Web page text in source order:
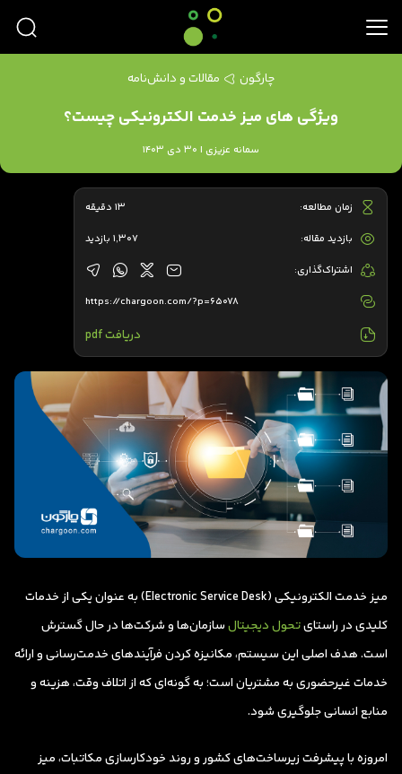
چارگون مقالات و دانش‌نامه
ویژگی های میز خدمت الکترونیکی چیست؟
سمانه عزیزی | 30 دی 1403
میز خدمت الکترونیکی (Electronic Service Desk) به عنوان یکی از خدمات
کلیدی در راستایتحول دیجیتالسازمان‌ها و شرکت‌ها در حال گسترش
است. هدف اصلی این سیستم، مکانیزه کردن فرآیندهای خدمت‌رسانی و ارائه
خدمات غیرحضوری به مشتریان است؛ به گونه‌ای که از اتلاف وقت، هزینه و
منابع انسانی جلوگیری شود.
امروزه با پیشرفت زیرساخت‌های کشور و روند خودکارسازی مکاتبات، میز
زمان مطالعه: 13 دقیقه
بازدید مقاله: 1,307 بازدید
اشتراک‌گذاری:
https://chargoon.com/?p=65078
دریافت pdf